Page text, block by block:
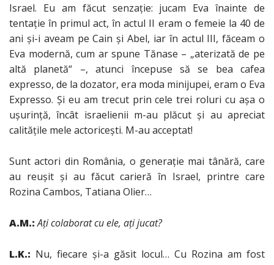
Israel. Eu am făcut senzaţie: jucam Eva înainte de
tentaţie în primul act, în actul II eram o femeie la 40 de
ani şi-i aveam pe Cain şi Abel, iar în actul III, făceam o
Eva modernă, cum ar spune Tănase – „aterizată de pe
altă planetă“ –, atunci începuse să se bea cafea
expresso, de la dozator, era moda minijupei, eram o Eva
Expresso. Şi eu am trecut prin cele trei roluri cu aşa o
uşurinţă, încât israelienii m-au plăcut şi au apreciat
calităţile mele actoriceşti. M-au acceptat!
Sunt actori din România, o generaţie mai tânără, care
au reuşit şi au făcut carieră în Israel, printre care
Rozina Cambos, Tatiana Olier…
A.M.:Aţi colaborat cu ele, aţi jucat?
L.K.: Nu, fiecare şi-a găsit locul… Cu Rozina am fost